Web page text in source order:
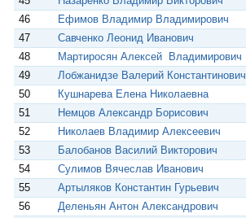
46
Ефимов Владимир Владимирович
47
Савченко Леонид Иванович
48
Мартиросян Алексей Владимирович
49
Лобжанидзе Валерий Константинович
50
Кушнарева Елена Николаевна
51
Немцов Александр Борисович
52
Николаев Владимир Алексеевич
53
Балобанов Василий Викторович
54
Сулимов Вячеслав Иванович
55
Артыляков Константин Гурьевич
56
Деленьян Антон Александрович